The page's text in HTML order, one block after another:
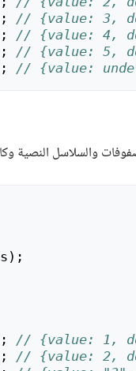
// {value: 3,
// {value: 4,
// {value: 5,
// {value:
);
// {value: 1,
// {value: 2,